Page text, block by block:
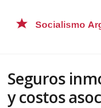
Seguros
y costos